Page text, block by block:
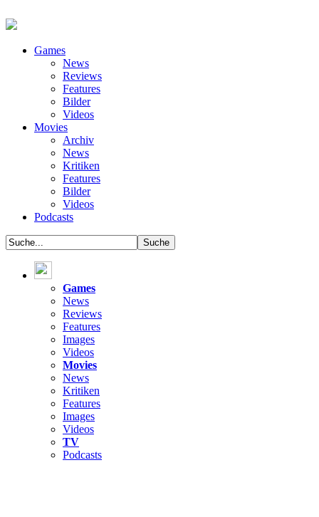
Games
News
Reviews
Features
Bilder
Videos
Movies
Archiv
News
Kritiken
Features
Bilder
Videos
Podcasts
Games
News
Reviews
Features
Images
Videos
Movies
News
Kritiken
Features
Images
Videos
TV
Podcasts